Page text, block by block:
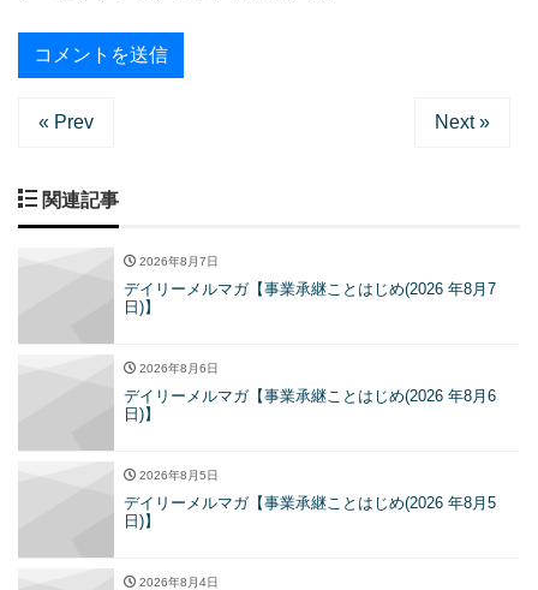
« Prev Next »
関連記事
2026年8月7日
デイリーメルマガ【事業承継ことはじめ(2026 年8月7
日)】
2026年8月6日
デイリーメルマガ【事業承継ことはじめ(2026 年8月6
日)】
2026年8月5日
デイリーメルマガ【事業承継ことはじめ(2026 年8月5
日)】
2026年8月4日